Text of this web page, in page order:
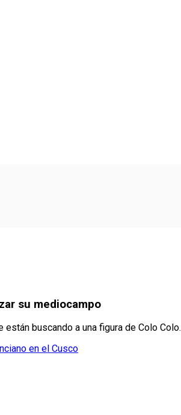
su mediocampo
buscando a una figura de Colo Colo.
en el Cusco